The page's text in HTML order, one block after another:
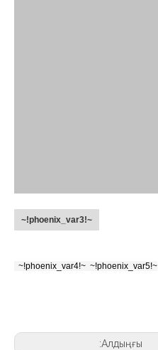
~!phoenix_var3!~
~!phoenix_var4!~
~!phoenix_var5!~
Алдыңғы: